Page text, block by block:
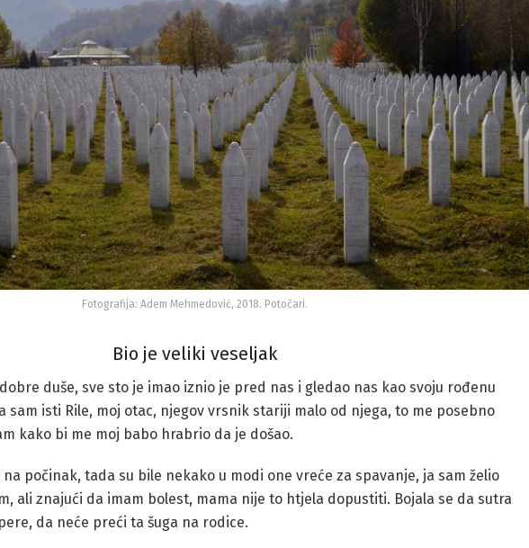
Fotografija: Adem Mehmedović, 2018. Potočari.
Bio je veliki veseljak
duše, sve sto je imao iznio je pred nas i gledao nas kao svoju rođenu
sam isti Rile, moj otac, njegov vrsnik stariji malo od njega, to me posebno
kako bi me moj babo hrabrio da je došao.
počinak, tada su bile nekako u modi one vreće za spavanje, ja sam želio
ali znajući da imam bolest, mama nije to htjela dopustiti. Bojala se da sutra
da neće preći ta šuga na rodice.